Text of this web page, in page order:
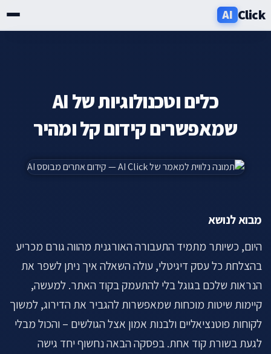
AI Click
מחירון
אודות
ניוזלטר
לתיאום שיחה ←
כלים וטכנולוגיות של AI
שמאפשרים קידום קל ומהיר
מבוא לנושא
היום, כשיותר מתמיד התעבורה האורגנית מהווה גורם מכריע
בהצלחת כל עסק דיגיטלי, עולה השאלה איך ניתן לשפר את
הנראות שלכם בגוגל בלי להתעמק בקוד האתר. למעשה,
קיימות שיטות מוכחות שמאפשרות להגביר את הדירוג, למשוך
לקוחות פוטנציאליים ולבנות אמון אצל הגולשים – והכול מבלי
לגעת בשורת קוד אחת. בפסקה הבאה נחשוף יחד גישה